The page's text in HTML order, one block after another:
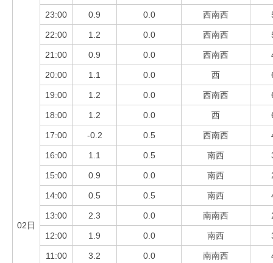
02日
23:00 0.9 0.0 西南西
22:00 1.2 0.0 西南西
21:00 0.9 0.0 西南西
20:00 1.1 0.0 西
19:00 1.2 0.0 西南西
18:00 1.2 0.0 西
17:00 -0.2 0.5 西南西
16:00 1.1 0.5 南西
15:00 0.9 0.0 南西
14:00 0.5 0.5 南西
13:00 2.3 0.0 南南西
12:00 1.9 0.0 南西
11:00 3.2 0.0 南南西